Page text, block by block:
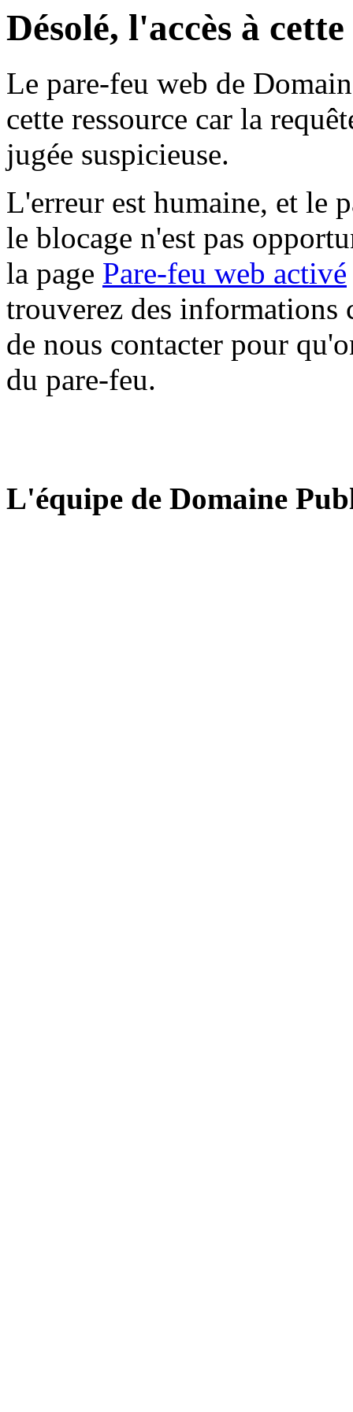
Désolé, l'accès à
Le pare-feu web de
cette ressource car la
jugée suspicieuse.
L'erreur est humaine, et le
le blocage n'est pas
la page Pare-feu web activé
trouverez des informations
de nous contacter pour
du pare-feu.
L'équipe de Domaine